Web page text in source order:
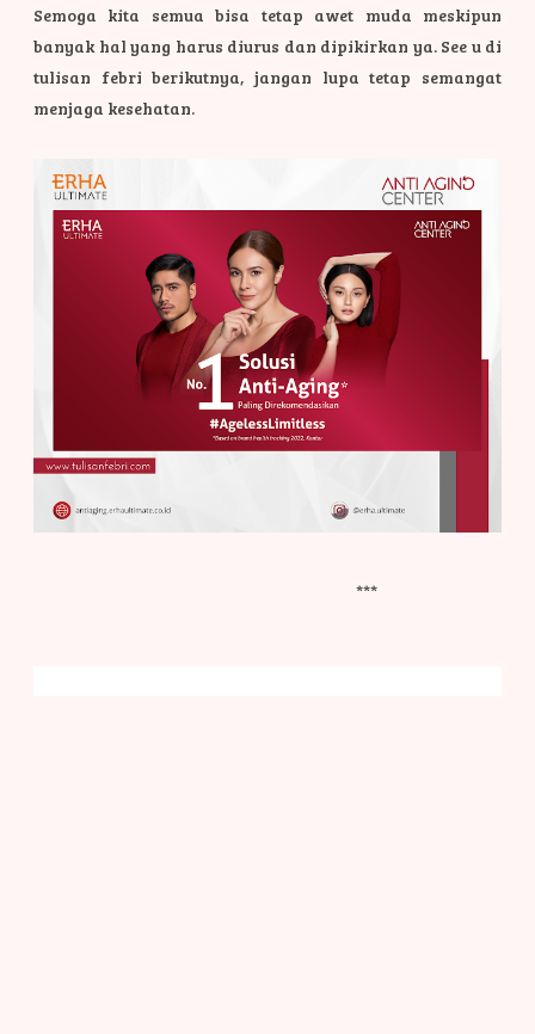
Semoga kita semua bisa tetap awet muda meskipun
banyak hal yang harus diurus dan dipikirkan ya. See u di
tulisan febri berikutnya, jangan lupa tetap semangat
menjaga kesehatan.
***